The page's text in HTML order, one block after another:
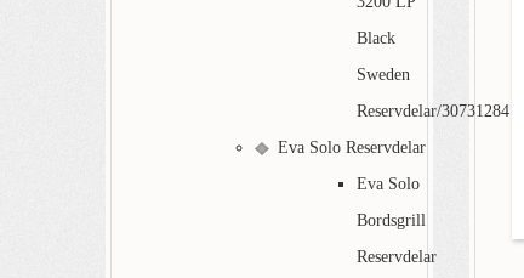
Black
Sweden
Reservdelar/30731284
Eva Solo Reservdelar
Eva Solo
Bordsgrill
Reservdelar